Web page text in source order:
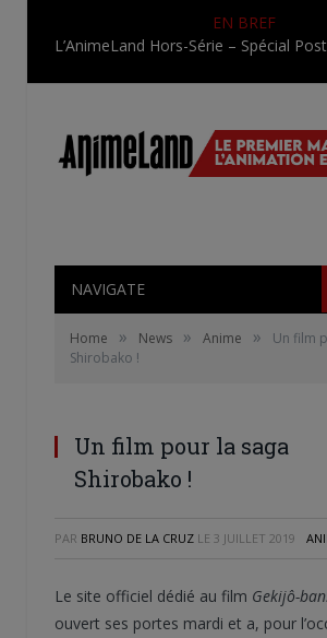
EN BREF
NAVIGATE
Home » News » Anime »
Un film
Shirobako !
Un film pour la saga
Shirobako !
PAR BRUNO DE LA CRUZ LE 3 JUILLET 2019
Le site officiel dédié au film Gekijô-
ouvert ses portes mardi et a, pour